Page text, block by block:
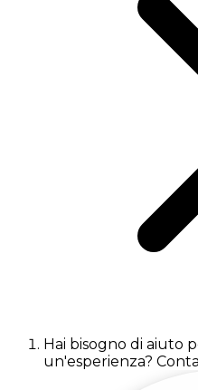
Hai bisogno di aiuto
un'esperienza?